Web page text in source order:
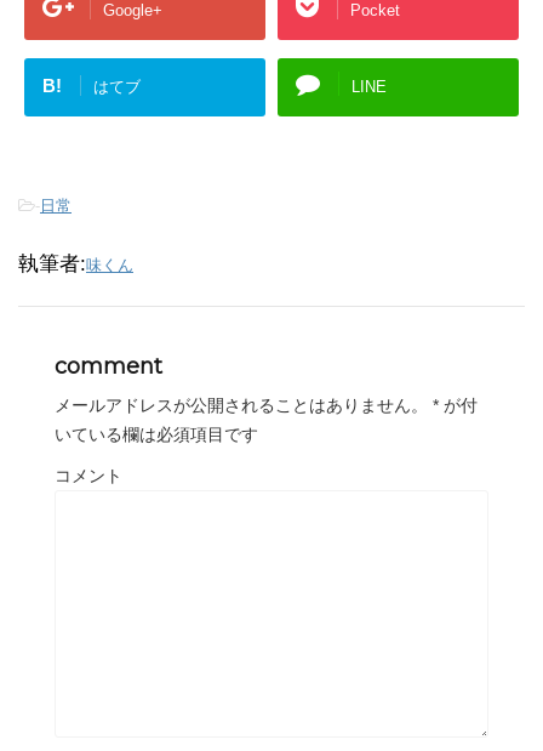
Google+ Pocket
B! はてブ LINE
-日常
執筆者:味くん
comment
メールアドレスが公開されることはありません。 * が付
いている欄は必須項目です
コメント